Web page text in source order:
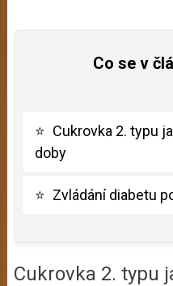
Co se v
⭐ Cukrovka 2. typu
doby
⭐ Zvládání diabetu
Cukrovka 2. typu